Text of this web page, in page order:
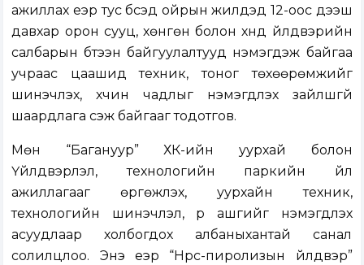
ажиллах үеэр тус бүсэд ойрын жилүүдэд 12-оос дээш
давхар орон сууц, хөнгөн болон хүнд үйлдвэрийн
салбарын бүтээн байгуулалтууд нэмэгдэж байгаа
учраас цаашид техник, тоног төхөөрөмжийг
шинэчлэх, хүчин чадлыг нэмэгдүүлэх зайлшгүй
шаардлага үүсэж байгааг тодотгов.
Мөн “Багануур” ХК-ийн уурхай болон
Үйлдвэрлэл, технологийн паркийн үйл
ажиллагааг өргөжүүлэх, уурхайн техник,
технологийн шинэчлэл, үр ашгийг нэмэгдүүлэх
асуудлаар холбогдох албаныхантай санал
солилцлоо. Энэ үеэр “Нүүрс-пиролизын үйлдвэр”